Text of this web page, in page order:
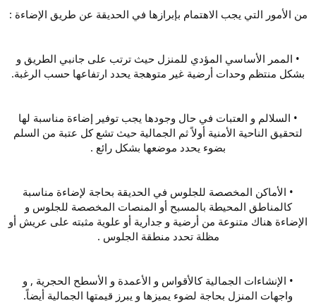
من الأمور التي يجب الاهتمام بإبرازها في الحديقة عن طريق الإضاءة :
• الممر الأساسي المؤدي للمنزل حيث ترتب على جانبي الطريق و
بشكل منتظم وحدات أرضية غير متوهجة يحدد ارتفاعها حسب الرغبة.
• السلالم و العتبات في حال وجودها يجب توفير إضاءة مناسبة لها
لتحقيق الناحية الأمنية أولاً ثم الجمالية حيث تشع كل عتبة من السلم
بضوء يحدد موضعها بشكل رائع .
• الأماكن المخصصة للجلوس في الحديقة بحاجة لإضاءة مناسبة
كالمناطق المحيطة بالمسبح أو المنصات المخصصة للجلوس و
الإضاءة هناك متنوعة من أرضية و جدارية أو علوية مثبته على عريش أو
مظلة تحدد منطقة الجلوس .
• الإنشاءات الجمالية كالأقواس و الأعمدة و الأسطح الحجرية , و
واجهات المنزل بحاجة لضوء يميزها و يبرز قيمتها الجمالية أيضاً.